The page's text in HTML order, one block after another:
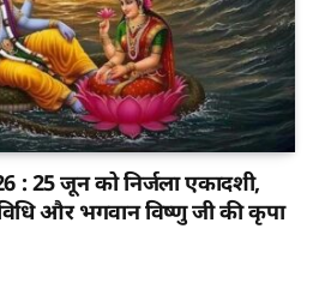
: 25 जून को निर्जला एकादशी,
और भगवान विष्णु जी की कृपा